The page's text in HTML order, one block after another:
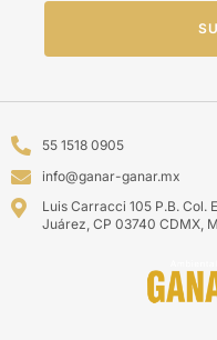
55 1518 0905
info@ganar-ganar.mx
Luis Carracci 105 P.B. Col.
Juárez, CP 03740 CDMX,